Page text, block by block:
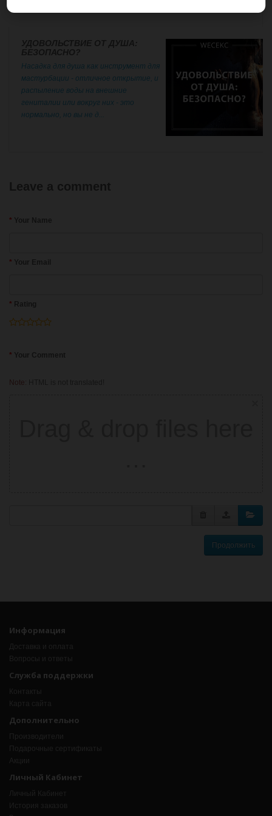
Насадка для душа как инструмент для
мастурбации - отличное открытие, и
распыление воды на внешние
гениталии или вокруг них - это
нормально, но вы не д...
Note:
Продолжить
Информация
Доставка и оплата
Вопросы и ответы
Служба поддержки
Контакты
Карта сайта
Дополнительно
Производители
Подарочные сертификаты
Акции
Личный Кабинет
Личный Кабинет
История заказов